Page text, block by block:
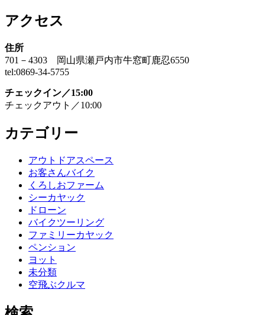
アクセス
住所
701－4303 岡山県瀬戸内市牛窓町鹿忍6550
tel:0869-34-5755
チェックイン／15:00
チェックアウト／10:00
カテゴリー
アウトドアスペース
お客さんバイク
くろしおファーム
シーカヤック
ドローン
バイクツーリング
ファミリーカヤック
ペンション
ヨット
未分類
空飛ぶクルマ